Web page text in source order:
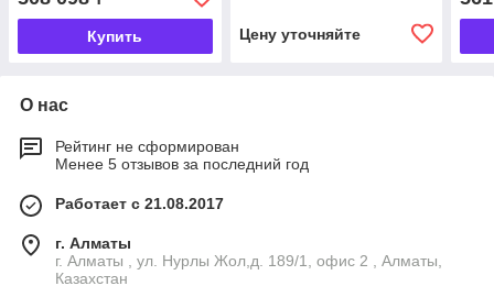
Купить Цену уточняйте
О нас
Рейтинг не сформирован
Менее 5 отзывов за последний год
Работает с 21.08.2017
г. Алматы
г. Алматы , ул. Нурлы Жол,д. 189/1, офис 2 , Алматы,
Казахстан